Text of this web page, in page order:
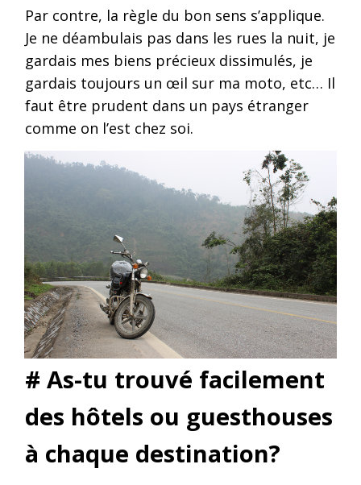
Par contre, la règle du bon sens s’applique.
Je ne déambulais pas dans les rues la nuit, je
gardais mes biens précieux dissimulés, je
gardais toujours un œil sur ma moto, etc… Il
faut être prudent dans un pays étranger
comme on l’est chez soi.
# As-tu trouvé facilement
des hôtels ou guesthouses
à chaque destination?